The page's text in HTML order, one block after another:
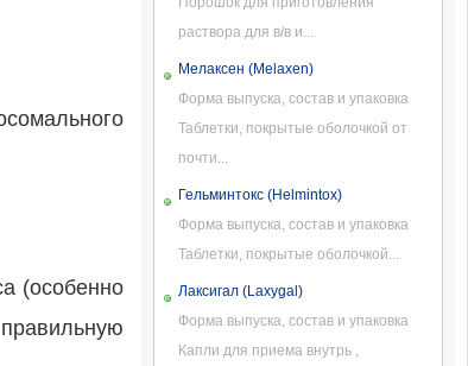
(особенно
раствора для в/в и...
Мелаксен (Melaxen)
Форма выпуска, состав и упаковка
Таблетки, покрытые оболочкой от
почти...
Гельминтокс (Helmintox)
Форма выпуска, состав и упаковка
Таблетки, покрытые оболочкой...
Лаксигал (Laxygal)
Форма выпуска, состав и упаковка
Капли для приема внутрь ,